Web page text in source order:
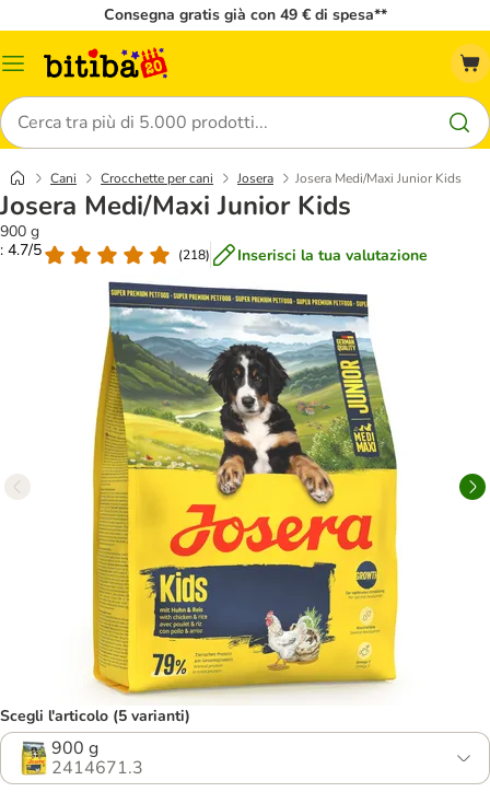
Consegna gratis già con 49 € di spesa**
Overview
Cerca
Cani Crocchette per cani Josera Josera Medi/Maxi Junior Kids
Josera Medi/Maxi Junior Kids
900 g
: 4.7/5
(218) Inserisci la tua valutazione
Scegli l'articolo (5 varianti)
900 g
2414671.3